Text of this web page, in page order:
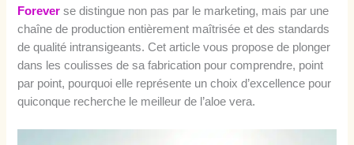
Forever se distingue non pas par le marketing, mais par une
chaîne de production entièrement maîtrisée et des standards
de qualité intransigeants. Cet article vous propose de plonger
dans les coulisses de sa fabrication pour comprendre, point
par point, pourquoi elle représente un choix d’excellence pour
quiconque recherche le meilleur de l’aloe vera.